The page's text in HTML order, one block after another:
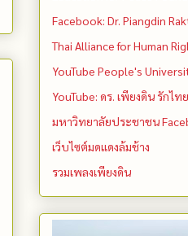
Facebook: Dr. Piangdin
Thai Alliance for Human
YouTube People's
YouTube: ดร. เพียงดิน รักไทย
มหาวิทยาลัยประชาชน
เว็บไซต์มดแดงล้มช้าง
รวมเพลงเพียงดิน